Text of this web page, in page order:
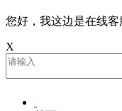
您好，我这边是在线客
X